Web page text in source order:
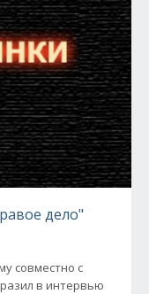
дело"
совместно с
в интервью